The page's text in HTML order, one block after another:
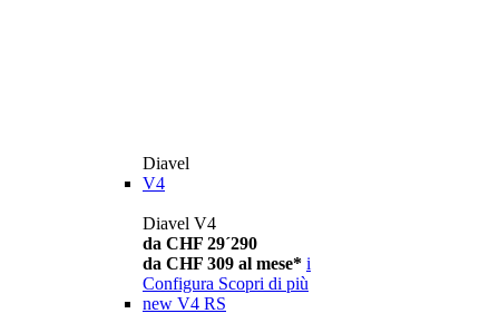
Diavel
V4
Diavel V4
da CHF 29´290
da CHF 309 al mese* i
Configura Scopri di più
new V4 RS